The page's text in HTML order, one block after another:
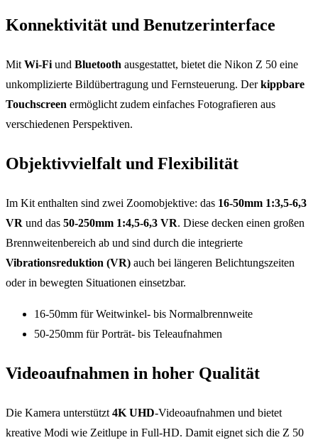
Konnektivität und Benutzerinterface
Mit Wi-Fi und Bluetooth ausgestattet, bietet die Nikon Z 50 eine
unkomplizierte Bildübertragung und Fernsteuerung. Derkippbare
Touchscreen ermöglicht zudem einfaches Fotografieren aus
verschiedenen Perspektiven.
Objektivvielfalt und Flexibilität
Im Kit enthalten sind zwei Zoomobjektive: das 16-50mm 1:3,5-6,3
VR und das 50-250mm 1:4,5-6,3 VR. Diese decken einen großen
Brennweitenbereich ab und sind durch die integrierte
Vibrationsreduktion (VR) auch bei längeren Belichtungszeiten
oder in bewegten Situationen einsetzbar.
16-50mm für Weitwinkel- bis Normalbrennweite
50-250mm für Porträt- bis Teleaufnahmen
Videoaufnahmen in hoher Qualität
Die Kamera unterstützt 4K UHD-Videoaufnahmen und bietet
kreative Modi wie Zeitlupe in Full-HD. Damit eignet sich die Z 50